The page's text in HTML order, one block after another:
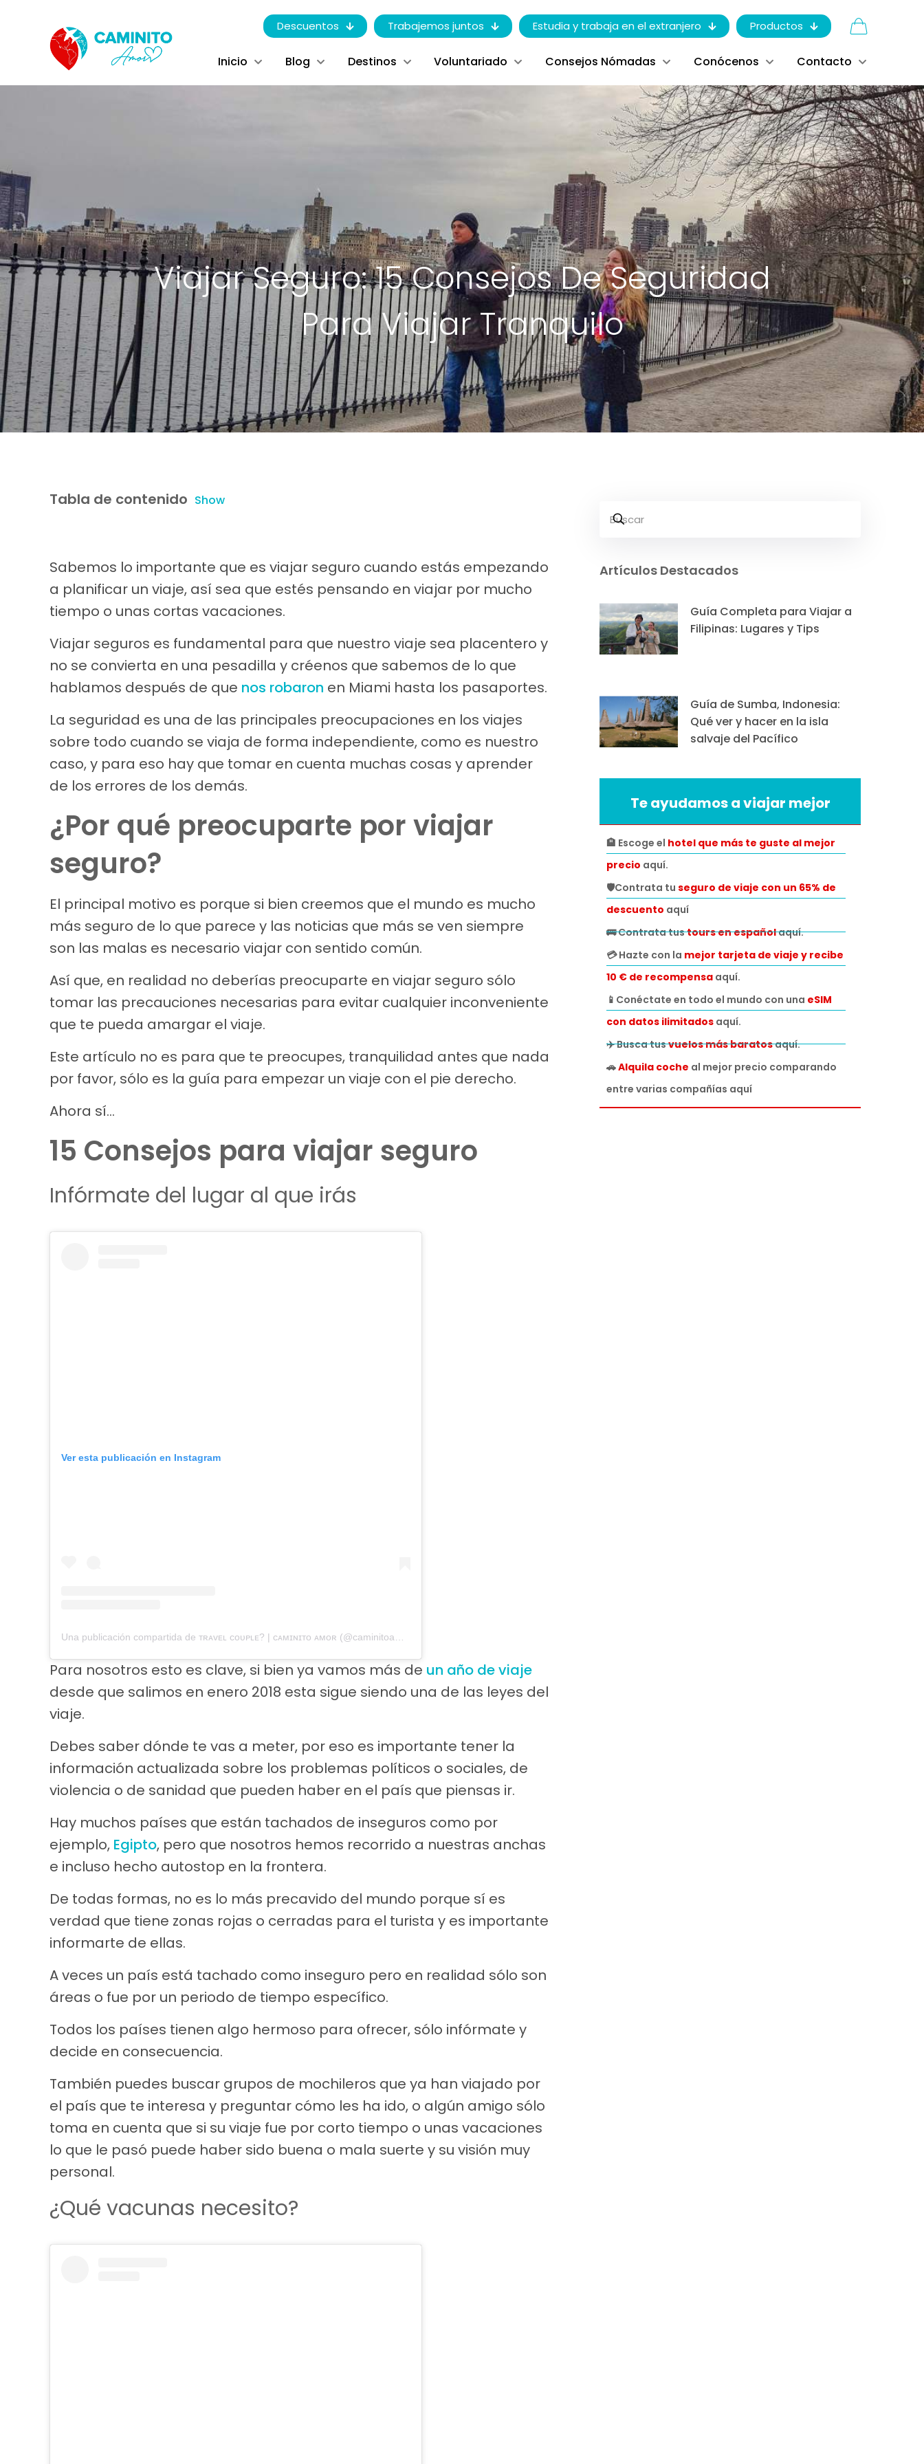
Descuentos Trabajemos juntos Estudia y trabaja en el extranjero Productos
Inicio Blog Destinos Voluntariado Consejos Nómadas Conócenos Contacto
Viajar Seguro: 15 Consejos De Seguridad
Para Viajar Tranquilo
Tabla de contenido Show
Sabemos lo importante que es viajar seguro cuando estás empezando
a planificar un viaje, así sea que estés pensando en viajar por mucho
tiempo o unas cortas vacaciones.
Viajar seguros es fundamental para que nuestro viaje sea placentero y
no se convierta en una pesadilla y créenos que sabemos de lo que
hablamos después de que nos robaron en Miami hasta los pasaportes.
La seguridad es una de las principales preocupaciones en los viajes
sobre todo cuando se viaja de forma independiente, como es nuestro
caso, y para eso hay que tomar en cuenta muchas cosas y aprender
de los errores de los demás.
¿Por qué preocuparte por viajar
seguro?
El principal motivo es porque si bien creemos que el mundo es mucho
más seguro de lo que parece y las noticias que más se ven siempre
son las malas es necesario viajar con sentido común.
Así que, en realidad no deberías preocuparte en viajar seguro sólo
tomar las precauciones necesarias para evitar cualquier inconveniente
que te pueda amargar el viaje.
Este artículo no es para que te preocupes, tranquilidad antes que nada
por favor, sólo es la guía para empezar un viaje con el pie derecho.
Ahora sí…
15 Consejos para viajar seguro
Infórmate del lugar al que irás
Ver esta publicación en Instagram
Una publicación compartida de ᴛʀᴀᴠᴇʟ ᴄᴏᴜᴘʟᴇ? | ᴄᴀᴍɪɴɪᴛᴏ ᴀᴍᴏʀ (@caminitoamor)
Para nosotros esto es clave, si bien ya vamos más de un año de viaje
desde que salimos en enero 2018 esta sigue siendo una de las leyes del
viaje.
Debes saber dónde te vas a meter, por eso es importante tener la
información actualizada sobre los problemas políticos o sociales, de
violencia o de sanidad que pueden haber en el país que piensas ir.
Hay muchos países que están tachados de inseguros como por
ejemplo, Egipto, pero que nosotros hemos recorrido a nuestras anchas
e incluso hecho autostop en la frontera.
De todas formas, no es lo más precavido del mundo porque sí es
verdad que tiene zonas rojas o cerradas para el turista y es importante
informarte de ellas.
A veces un país está tachado como inseguro pero en realidad sólo son
áreas o fue por un periodo de tiempo específico.
Todos los países tienen algo hermoso para ofrecer, sólo infórmate y
decide en consecuencia.
También puedes buscar grupos de mochileros que ya han viajado por
el país que te interesa y preguntar cómo les ha ido, o algún amigo sólo
toma en cuenta que si su viaje fue por corto tiempo o unas vacaciones
lo que le pasó puede haber sido buena o mala suerte y su visión muy
personal.
¿Qué vacunas necesito?
Artículos Destacados
Guía Completa para Viajar a
Filipinas: Lugares y Tips
Guía de Sumba, Indonesia:
Qué ver y hacer en la isla
salvaje del Pacífico
Te ayudamos a viajar mejor
🏨 Escoge el hotel que más te guste al mejor
precio aquí.
🛡️Contrata tu seguro de viaje con un 65% de
descuento aquí
🚌 Contrata tustours en españolaquí.
💳 Hazte con la mejor tarjeta de viaje y recibe
10 € de recompensa aquí.
📱Conéctate en todo el mundo con una eSIM
con datos ilimitados aquí.
✈️ Busca tusvuelos más baratosaquí.
🚗Alquila coche al mejor precio comparando
entre varias compañías aquí